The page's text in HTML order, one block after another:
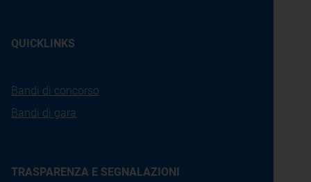
QUICKLINKS
Bandi di concorso
Bandi di gara
TRASPARENZA E SEGNALAZIONI